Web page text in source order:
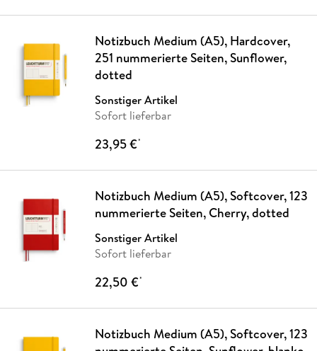
Notizbuch Medium (A5), Hardcover,
251 nummerierte Seiten, Sunflower,
dotted
Sonstiger Artikel
Sofort lieferbar
23,95 €*
Notizbuch Medium (A5), Softcover, 123
nummerierte Seiten, Cherry, dotted
Sonstiger Artikel
Sofort lieferbar
22,50 €*
Notizbuch Medium (A5), Softcover, 123